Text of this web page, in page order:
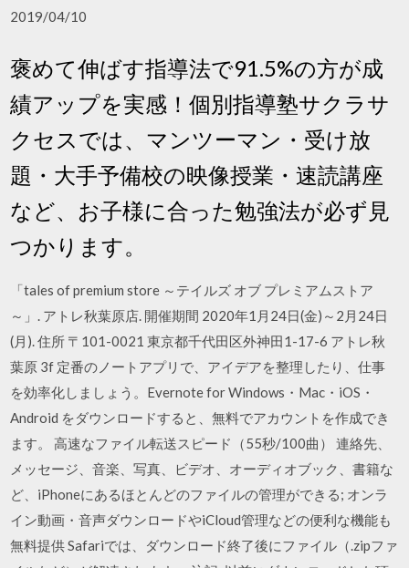
2019/04/10
褒めて伸ばす指導法で91.5%の方が成
績アップを実感！個別指導塾サクラサ
クセスでは、マンツーマン・受け放
題・大手予備校の映像授業・速読講座
など、お子様に合った勉強法が必ず見
つかります。
「tales of premium store ～テイルズ オブ プレミアムストア
～」. アトレ秋葉原店. 開催期間 2020年1月24日(金)～2月24日
(月). 住所 〒101-0021 東京都千代田区外神田1-17-6 アトレ秋
葉原 3f 定番のノートアプリで、アイデアを整理したり、仕事
を効率化しましょう。Evernote for Windows・Mac・iOS・
Android をダウンロードすると、無料でアカウントを作成でき
ます。 高速なファイル転送スピード（55秒/100曲） 連絡先、
メッセージ、音楽、写真、ビデオ、オーディオブック、書籍な
ど、iPhoneにあるほとんどのファイルの管理ができる; オンラ
イン動画・音声ダウンロードやiCloud管理などの便利な機能も
無料提供 Safariでは、ダウンロード終了後にファイル（.zipファ